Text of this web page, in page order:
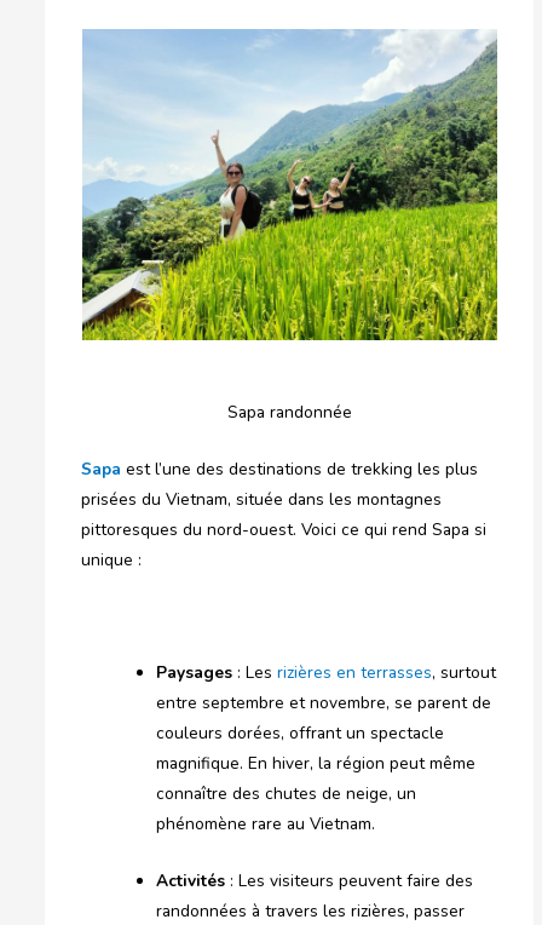
Sapa randonnée
Sapa est l’une des destinations de trekking les plus
prisées du Vietnam, située dans les montagnes
pittoresques du nord-ouest. Voici ce qui rend Sapa si
unique :
Paysages: Les rizières en terrasses, surtout
entre septembre et novembre, se parent de
couleurs dorées, offrant un spectacle
magnifique. En hiver, la région peut même
connaître des chutes de neige, un
phénomène rare au Vietnam.
Activités: Les visiteurs peuvent faire des
randonnées à travers les rizières, passer